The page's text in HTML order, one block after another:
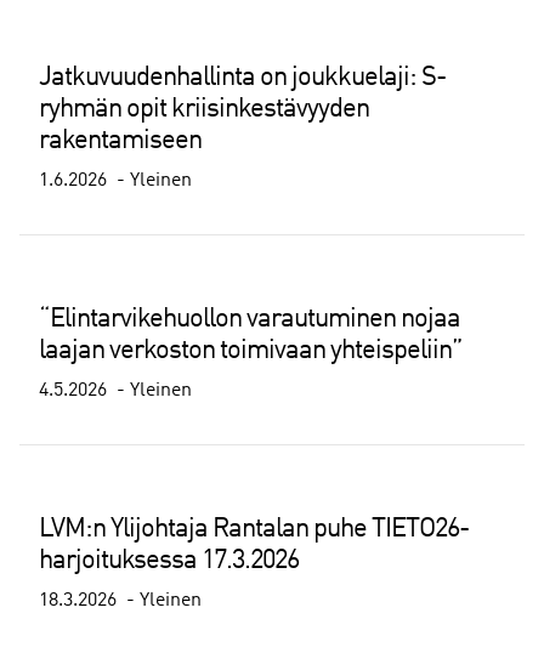
Jatkuvuudenhallinta on joukkuelaji: S-
ryhmän opit kriisinkestävyyden
rakentamiseen
1.6.2026 Yleinen
“Elintarvikehuollon varautuminen nojaa
laajan verkoston toimivaan yhteispeliin”
4.5.2026 Yleinen
LVM:n Ylijohtaja Rantalan puhe TIETO26-
harjoituksessa 17.3.2026
18.3.2026 Yleinen